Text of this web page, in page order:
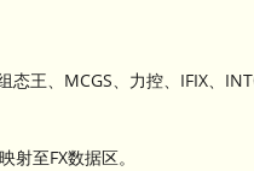
王、MCGS、力控、IFIX、
至FX数据区。